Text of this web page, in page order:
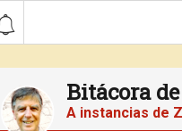
Bitácora
A instancias de